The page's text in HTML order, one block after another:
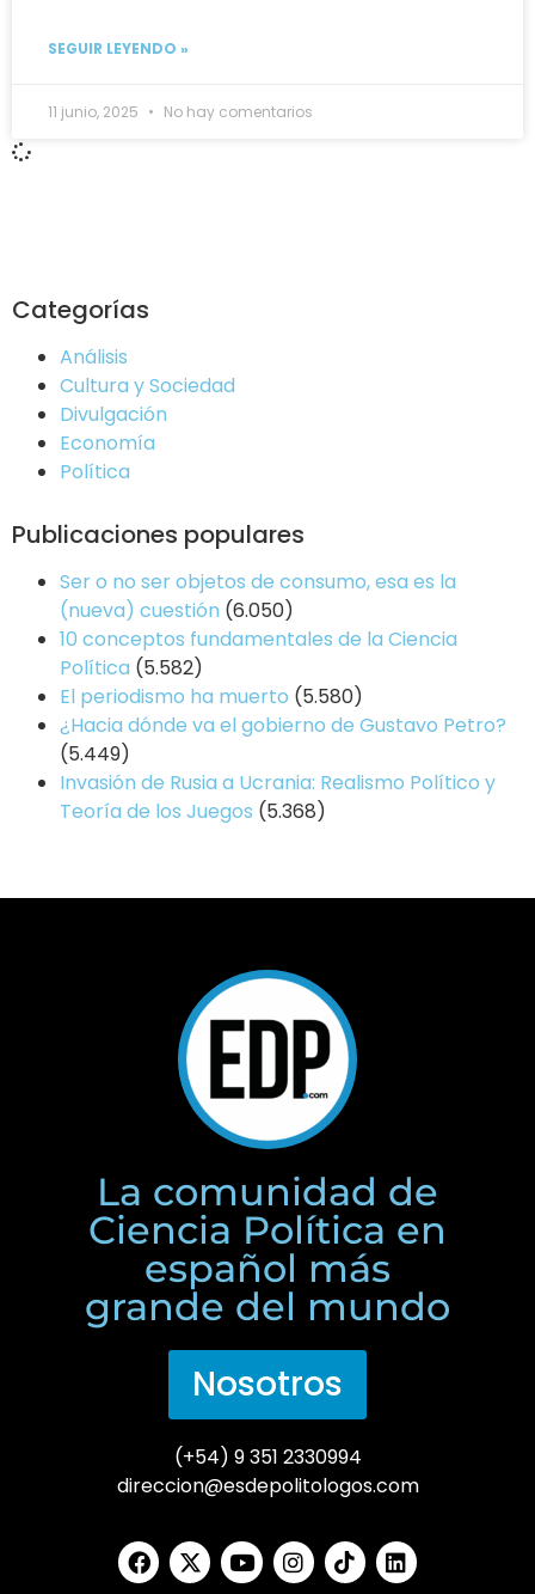
SEGUIR LEYENDO »
11 junio, 2025 No hay comentarios
Categorías
Análisis
Cultura y Sociedad
Divulgación
Economía
Política
Publicaciones populares
Ser o no ser objetos de consumo, esa es la
(nueva) cuestión (6.050)
10 conceptos fundamentales de la Ciencia
Política (5.582)
El periodismo ha muerto (5.580)
¿Hacia dónde va el gobierno de Gustavo Petro?
(5.449)
Invasión de Rusia a Ucrania: Realismo Político y
Teoría de los Juegos (5.368)
La comunidad de
Ciencia Política en
español más
grande del mundo
Nosotros
(+54) 9 351 2330994
direccion@esdepolitologos.com